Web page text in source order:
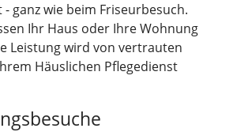
ganz wie beim Friseurbesuch.
Ihr Haus oder Ihre Wohnung
Leistung wird von vertrauten
Häuslichen Pflegedienst